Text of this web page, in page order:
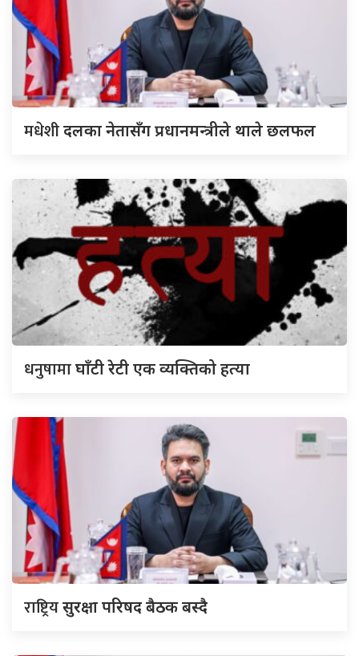
मधेशीदलका नेतासँग प्रधानमन्त्रीले थाले छलफल
धनुषामाघाँटी रेटी एक व्यक्तिको हत्या
राष्ट्रियसुरक्षा परिषद बैठक बस्दै